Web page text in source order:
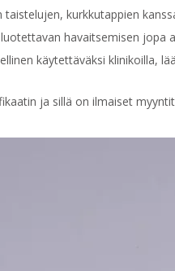
taistelujen, kurkkutappien
havaitsemisen jopa
käytettäväksi klinikoilla,
ja sillä on ilmaiset